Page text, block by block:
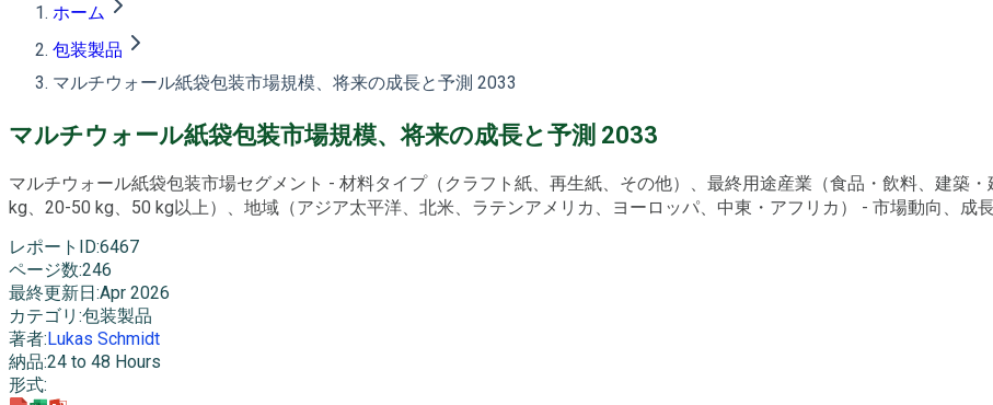
ホーム
包装製品
マルチウォール紙袋包装市場規模、将来の成長と予測 2033
マルチウォール紙袋包装市場規模、将来の成長と予測 2033
マルチウォール紙袋包装市場セグメント - 材料タイプ（クラフト紙、再生紙、その他）、最終用途産業（食品・飲料、建築
kg、20-50 kg、50 kg以上）、地域（アジア太平洋、北米、ラテンアメリカ、ヨーロッパ、中東・アフリカ） - 市場動向、成
レポートID:6467
ページ数:246
最終更新日 :Apr 2026
カテゴリ :包装製品
著者: Lukas Schmidt
納品:24 to 48 Hours
形式: